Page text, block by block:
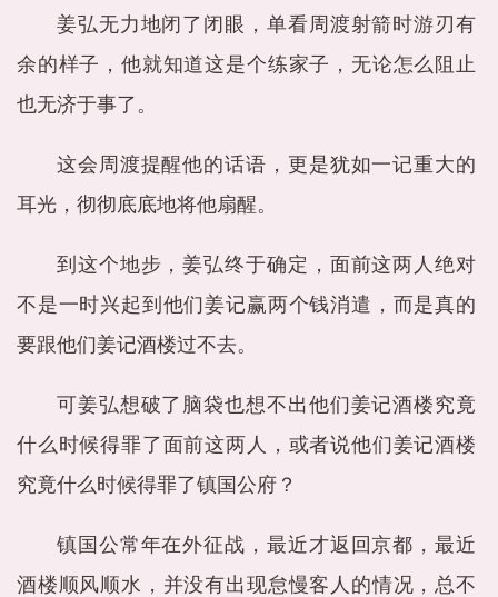
姜弘无力地闭了闭眼，单看周渡射箭时游刃有
余的样子，他就知道这是个练家子，无论怎么阻止
也无济于事了。
这会周渡提醒他的话语，更是犹如一记重大的
耳光，彻彻底底地将他扇醒。
到这个地步，姜弘终于确定，面前这两人绝对
不是一时兴起到他们姜记赢两个钱消遣，而是真的
要跟他们姜记酒楼过不去。
可姜弘想破了脑袋也想不出他们姜记酒楼究竟
什么时候得罪了面前这两人，或者说他们姜记酒楼
究竟什么时候得罪了镇国公府？
镇国公常年在外征战，最近才返回京都，最近
酒楼顺风顺水，并没有出现怠慢客人的情况，总不